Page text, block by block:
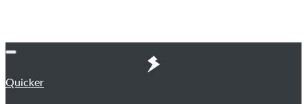
Quicker